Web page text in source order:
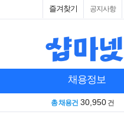
즐겨찾기 공지사항
채용정보
총 채용건 30,950 건